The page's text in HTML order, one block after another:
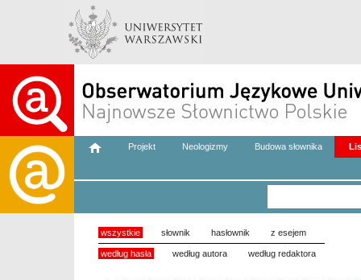
Projekt Neologizmy Budowa słownika
wszystkie słownik hasłownik z esejem
według hasła według autora według redaktora